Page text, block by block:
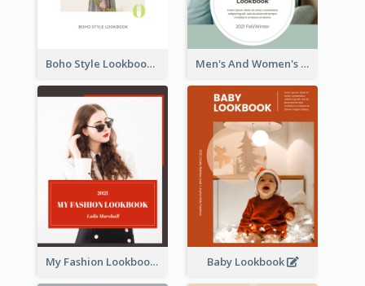
Boho Style Lookbook Men's And Women's Lookbook
My Fashion Lookbook Baby Lookbook